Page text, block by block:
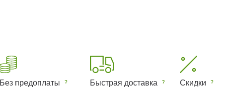
Без предоплаты Быстрая доставка Скидки